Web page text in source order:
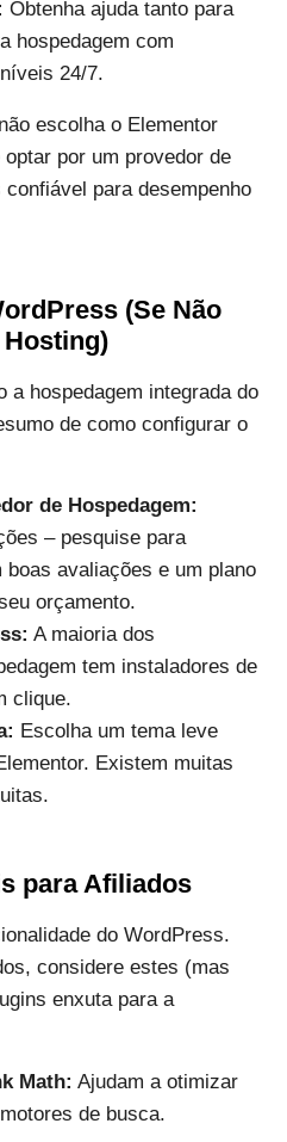
Obtenha ajuda tanto para
hospedagem com
24/7.
escolha o Elementor
por um provedor de
para desempenho
(Se Não
a hospedagem integrada do
de como configurar o
de Hospedagem:
– pesquise para
boas avaliações e um plano
orçamento.
A maioria dos
tem instaladores de
clique.
Escolha um tema leve
Existem muitas
para Afiliados
do WordPress.
considere estes (mas
enxuta para a
Math: Ajudam a otimizar
de busca.